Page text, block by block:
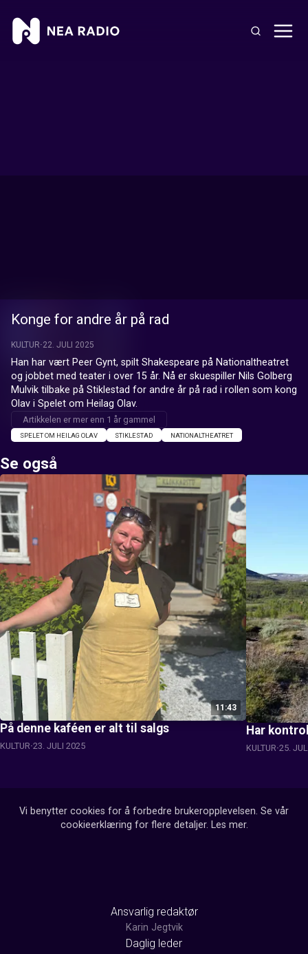
Konge for andre år på rad
KULTUR 22. JULI 2025
Han har vært Peer Gynt, spilt Shakespeare på Nationaltheatret
og jobbet med teater i over 15 år. Nå er skuespiller Nils Golberg
Mulvik tilbake på Stiklestad for andre år på rad i rollen som kong
Olav i Spelet om Heilag Olav.
Artikkelen er mer enn 1 år gammel
SPELET OM HEILAG OLAV STIKLESTAD NATIONALTHEATRET
Se også
11:43
På denne kaféen er alt til salgs
KULTUR 23. JULI 2025
Har
KULTUR 25.
Vi benytter cookies for å forbedre brukeropplevelsen. Se vår
cookieerklæring for flere detaljer. Les mer.
Ansvarlig redaktør
Karin Jegtvik
Daglig leder